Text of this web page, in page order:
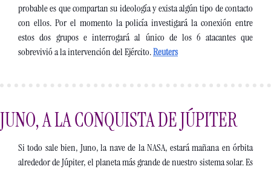
probable es que compartan su ideología y exista algún tipo de contacto
con ellos. Por el momento la policía investigará la conexión entre
estos dos grupos e interrogará al único de los 6 atacantes que
sobrevivió a la intervención del Ejército. Reuters
JUNO, A LA CONQUISTA DE JÚPITER
Si todo sale bien, Juno, la nave de la NASA, estará mañana en órbita
alrededor de Júpiter, el planeta más grande de nuestro sistema solar. Es